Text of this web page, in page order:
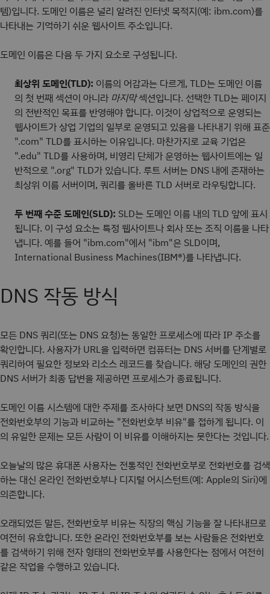
템)입니다. 도메인 이름은 널리 알려진 인터넷 목적지(예: ibm.com)를
나타내는 기억하기 쉬운 웹사이트 주소입니다.
도메인 이름은 다음 두 가지 요소로 구성됩니다.
최상위 도메인(TLD): 이름의 어감과는 다르게, TLD는 도메인 이름
의 첫 번째 섹션이 아니라 마지막섹션입니다. 선택한 TLD는 페이지
의 전반적인 목표를 반영해야 합니다. 이것이 상업적으로 운영되는
웹사이트가 상업 기업의 일부로 운영되고 있음을 나타내기 위해 표준
".com" TLD를 표시하는 이유입니다. 마찬가지로 교육 기업은
".edu" TLD를 사용하며, 비영리 단체가 운영하는 웹사이트에는 일
반적으로 ".org" TLD가 있습니다. 루트 서버는 DNS 내에 존재하는
최상위 이름 서버이며, 쿼리를 올바른 TLD 서버로 라우팅합니다.
두 번째 수준 도메인(SLD): SLD는 도메인 이름 내의 TLD 앞에 표시
됩니다. 이 구성 요소는 특정 웹사이트나 회사 또는 조직 이름을 나타
냅니다. 예를 들어 "ibm.com"에서 "ibm"은 SLD이며,
International Business Machines(IBM®)를 나타냅니다.
DNS 작동 방식
모든 DNS 쿼리(또는 DNS 요청)는 동일한 프로세스에 따라 IP 주소를
확인합니다. 사용자가 URL을 입력하면 컴퓨터는 DNS 서버를 단계별로
쿼리하여 필요한 정보와 리소스 레코드를 찾습니다. 해당 도메인의 권한
DNS 서버가 최종 답변을 제공하면 프로세스가 종료됩니다.
도메인 이름 시스템에 대한 주제를 조사하다 보면 DNS의 작동 방식을
전화번호부의 기능과 비교하는 "전화번호부 비유"를 접하게 됩니다. 이
의 유일한 문제는 모든 사람이 이 비유를 이해하지는 못한다는 것입니다.
오늘날의 많은 휴대폰 사용자는 전통적인 전화번호부로 전화번호를 검색
하는 대신 온라인 전화번호부나 디지털 어시스턴트(예: Apple의 Siri)에
의존합니다.
오래되었든 말든, 전화번호부 비유는 직장의 핵심 기능을 잘 나타내므로
여전히 유효합니다. 또한 온라인 전화번호부를 보는 사람들은 전화번호
를 검색하기 위해 전자 형태의 전화번호부를 사용한다는 점에서 여전히
같은 작업을 수행하고 있습니다.